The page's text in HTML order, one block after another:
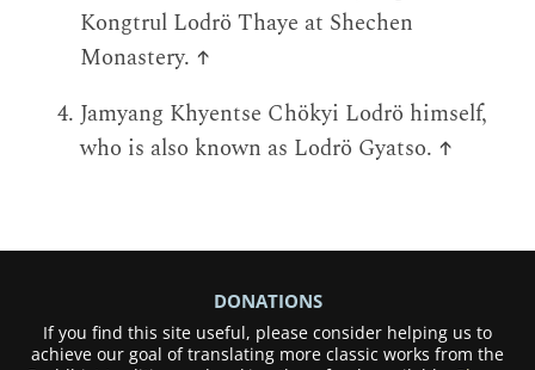
Kongtrul Lodrö Thaye at Shechen
Monastery. ↑
Jamyang Khyentse Chökyi Lodrö himself,
who is also known as Lodrö Gyatso. ↑
DONATIONS
If you find this site useful, please consider helping us to
achieve our goal of translating more classic works from the